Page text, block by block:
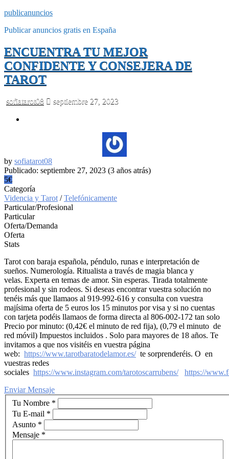
publicanuncios
Publicar anuncios gratis en España
ENCUENTRA TU MEJOR
CONFIDENTE Y CONSEJERA DE
TAROT
sofiatarot08 septiembre 27, 2023
by sofiatarot08
Publicado: septiembre 27, 2023 (3 años atrás)
5€
Categoría
Videncia y Tarot /Telefónicamente
Particular/Profesional
Particular
Oferta/Demanda
Oferta
Stats
Tarot con baraja española, péndulo, runas e interpretación de
sueños. Numerología. Ritualista a través de magia blanca y
velas. Experta en temas de amor. Sin esperas. Tirada totalmente
profesional y sin rodeos. Si deseas encontrar vuestra solución no
tenéis más que llamaos al 919-992-616 y consulta con vuestra
majísima oferta de 5 euros los 15 minutos por visa y si no cuentas
con tarjeta podéis llamaos de forma directa al 806-002-172 tan solo
Precio por minuto: (0,42€ el minuto de red fija), (0,79 el minuto de
red móvil) Impuestos incluidos . Solo para mayores de 18 años. Te
invitamos a que nos visitéis en vuestra página
web: https://www.tarotbaratodelamor.es/te sorprenderéis. O en
vuestras redes
sociales https://www.instagram.com/tarotoscarrubens/
https://
Enviar Mensaje
Tu Nombre *
Tu E-mail *
Asunto *
Mensaje *